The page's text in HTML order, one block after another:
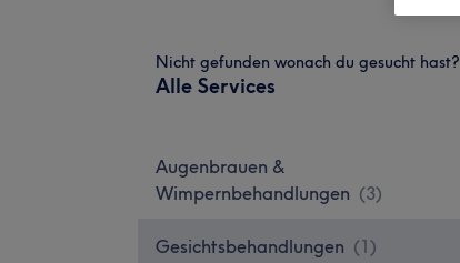
Nicht gefunden wonach du gesucht hast?
Alle Services
Augenbrauen &
Wimpernbehandlungen (3)
Gesichtsbehandlungen (1 )